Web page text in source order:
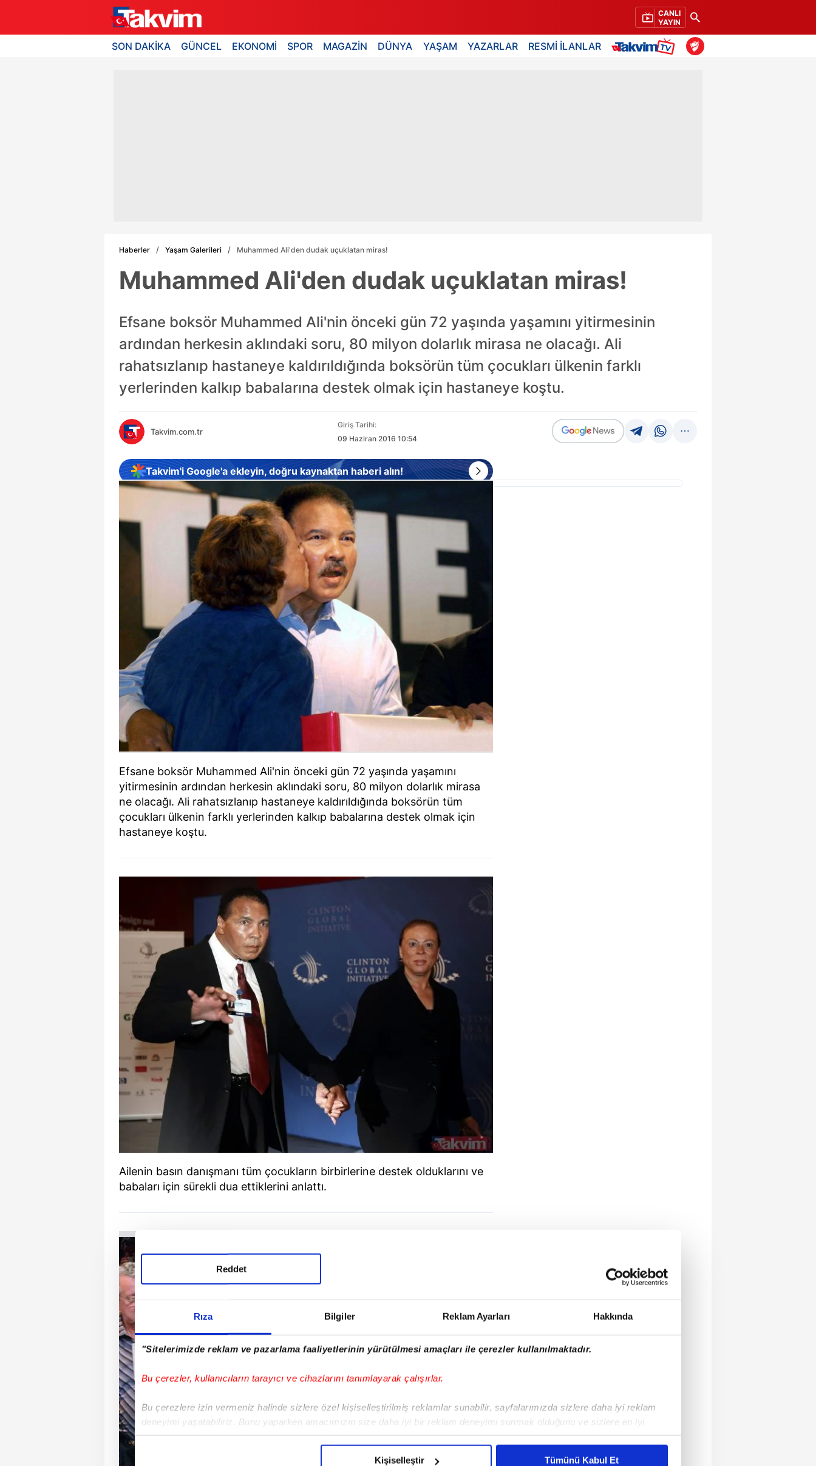
Rıza Bilgiler Reklam Ayarları Hakkında
"Sitelerimizde reklam ve pazarlama faaliyetlerinin yürütülmesi amaçları ile çerezler kullanılmaktadır.
Bu çerezler, kullanıcıların tarayıcı ve cihazlarını tanımlayarak çalışırlar.
Bu çerezlere izin vermeniz halinde sizlere özel kişiselleştirilmiş reklamlar sunabilir, sayfalarımızda sizlere daha iyi reklam
deneyimi yaşatabiliriz. Bunu yaparken amacımızın size daha iyi bir reklam deneyimi sunmak olduğunu ve sizlere en iyi
içerikleri sunabilmek adına elimizden gelen çabayı gösterdiğimizi ve bu noktada, reklamların maliyetlerimizi karşılamak
Reddet
Kişiselleştir Tümünü Kabul Et
CANLI
YAYIN
SON DAKİKA GÜNCEL EKONOMİ SPOR MAGAZİN DÜNYA YAŞAM YAZARLAR RESMİ İLANLAR
Haberler Yaşam Galerileri Muhammed Ali'den dudak uçuklatan miras!
Muhammed Ali'den dudak uçuklatan miras!
Efsane boksör Muhammed Ali'nin önceki gün 72 yaşında yaşamını yitirmesinin
ardından herkesin aklındaki soru, 80 milyon dolarlık mirasa ne olacağı. Ali
rahatsızlanıp hastaneye kaldırıldığında boksörün tüm çocukları ülkenin farklı
yerlerinden kalkıp babalarına destek olmak için hastaneye koştu.
Takvim.com.tr
Giriş Tarihi:
09 Haziran 2016 10:54
Takvim'i Google'a ekleyin, doğru kaynaktan haberi alın!
Efsane boksör Muhammed Ali'nin önceki gün 72 yaşında yaşamını
yitirmesinin ardından herkesin aklındaki soru, 80 milyon dolarlık mirasa
ne olacağı. Ali rahatsızlanıp hastaneye kaldırıldığında boksörün tüm
çocukları ülkenin farklı yerlerinden kalkıp babalarına destek olmak için
hastaneye koştu.
Ailenin basın danışmanı tüm çocukların birbirlerine destek olduklarını ve
babaları için sürekli dua ettiklerini anlattı.